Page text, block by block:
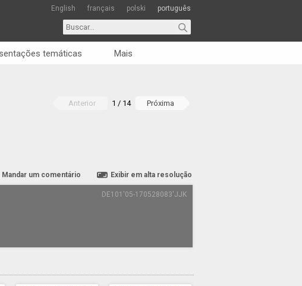
English français polski português
temáticas Mais
Anterior 1 / 14 Próxima
Exibir em alta resolução
Mandar um comentário
DE101'05-170528083'JJK